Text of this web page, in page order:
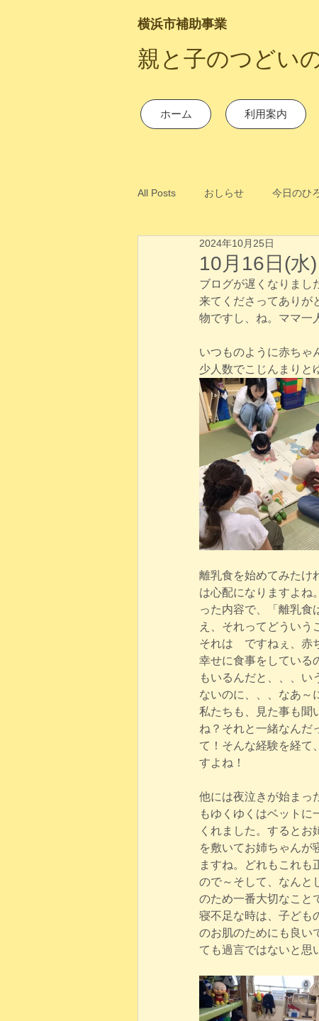
横浜市補助事業
親と子のつどい
ホーム 利用案内
All Posts おしらせ 今日のひ
10月16日(水
2024年10月25日
ブログが遅くなりまし
来てくださってありが
物ですし、ね。ママ一
いつものように赤ちゃ
少人数でこじんまりと
離乳食を始めてみたけ
は心配になりますよね
った内容で、「離乳食
え、それってどういう
それは　ですねぇ、赤
幸せに食事をしている
もいるんだと、、、い
ないのに、、、なあ～
私たちも、見た事も聞
ね？それと一緒なんだ
て！そんな経験を経て
すよね！
他には夜泣きが始まっ
もゆくゆくはベットに
くれました。するとお
を敷いてお姉ちゃんが
ますね。どれもこれも
ので～そして、なんと
のため一番大切なこと
寝不足な時は、子ども
のお肌のためにも良い
ても過言ではないと思